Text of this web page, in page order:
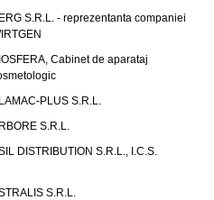
S.R.L. - reprezentanta companiei
Cabinet de aparataj
PLUS S.R.L.
S.R.L.
DISTRIBUTION S.R.L., I.C.S.
S.R.L.